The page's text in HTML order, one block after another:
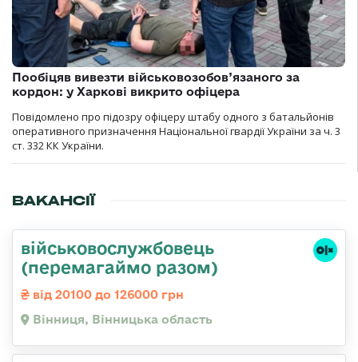
Пообіцяв вивезти військовозобов’язаного за
кордон: у Харкові викрито офіцера
Повідомлено про підозру офіцеру штабу одного з батальйонів
оперативного призначення Національної гвардії України за ч. 3
ст. 332 КК України.
ВАКАНСІЇ
військовослужбовець
(перемагаймо разом)
від 20100 до 126000 грн
Вінниця, Вінницька область